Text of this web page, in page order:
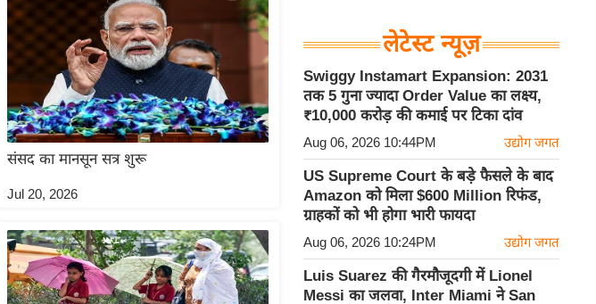
संसद का मानसून सत्र शुरू
Jul 20, 2026
लेटेस्ट न्यूज़
Swiggy Instamart Expansion: 2031
तक 5 गुना ज्यादा Order Value का लक्ष्य,
₹10,000 करोड़ की कमाई पर टिका दांव
Aug 06, 2026 10:44PM उद्योग जगत
US Supreme Court के बड़े फैसले के बाद
Amazon को मिला $600 Million रिफंड,
ग्राहकों को भी होगा भारी फायदा
Aug 06, 2026 10:24PM उद्योग जगत
Luis Suarez की गैरमौजूदगी में Lionel
Messi का जलवा, Inter Miami ने San